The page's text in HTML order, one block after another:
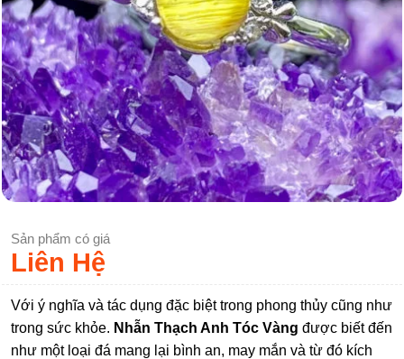
Sản phẩm có giá
Liên Hệ
Với ý nghĩa và tác dụng đặc biệt trong phong thủy cũng như
trong sức khỏe. Nhẫn Thạch Anh Tóc Vàng được biết đến
như một loại đá mang lại bình an, may mắn và từ đó kích